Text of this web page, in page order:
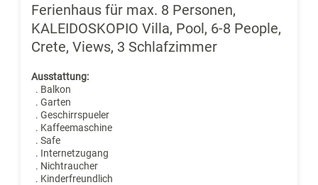
Ferienhaus für max. 8 Personen,
KALEIDOSKOPIO Villa, Pool, 6-8 People,
Crete, Views, 3 Schlafzimmer
Ausstattung:
. Balkon
. Garten
. Geschirrspueler
. Kaffeemaschine
. Safe
. Internetzugang
. Nichtraucher
. Kinderfreundlich